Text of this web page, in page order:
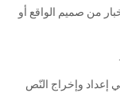
من صميم الواقع أو
إعداد وإخراج النّص